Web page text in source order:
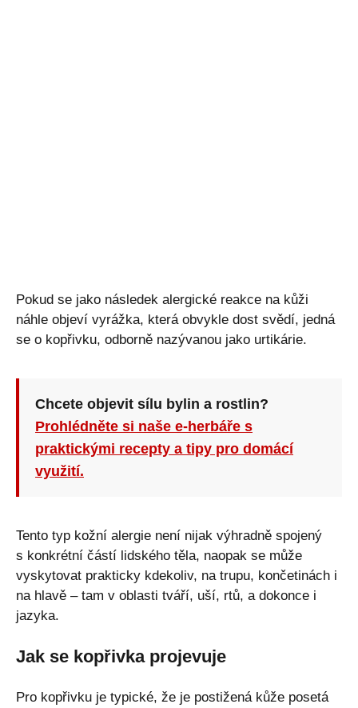
Pokud se jako následek alergické reakce na kůži
náhle objeví vyrážka, která obvykle dost svědí, jedná
se o kopřivku, odborně nazývanou jako urtikárie.
Chcete objevit sílu bylin a rostlin?
Prohlédněte si naše e-herbáře s
praktickými recepty a tipy pro domácí
využití.
Tento typ kožní alergie není nijak výhradně spojený
s konkrétní částí lidského těla, naopak se může
vyskytovat prakticky kdekoliv, na trupu, končetinách i
na hlavě – tam v oblasti tváří, uší, rtů, a dokonce i
jazyka.
Jak se kopřivka projevuje
Pro kopřivku je typické, že je postižená kůže posetá